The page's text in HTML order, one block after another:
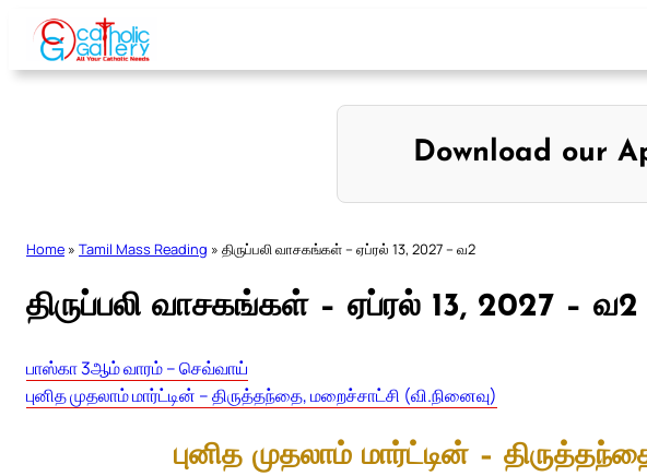
Skip
content
Download our
Home » Tamil Mass Reading » திருப்பலி வாசகங்கள் – ஏப்ரல் 13, 2027 – வ2
திருப்பலி வாசகங்கள் – ஏப்ரல் 13, 2027 – வ2
பாஸ்கா 3ஆம் வாரம் – செவ்வாய்
புனித முதலாம் மார்ட்டின் – திருத்தந்தை, மறைச்சாட்சி (வி.நினைவு)
புனித முதலாம் மார்ட்டின் –